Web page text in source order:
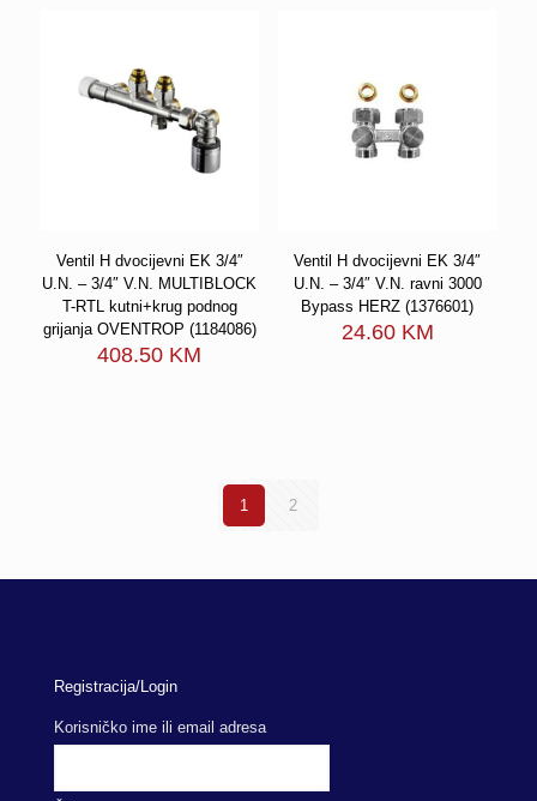
Ventil H dvocijevni EK 3/4″
U.N. – 3/4″ V.N. MULTIBLOCK
T-RTL kutni+krug podnog
grijanja OVENTROP (1184086)
408.50 KM
Ventil H dvocijevni EK 3/4″
U.N. – 3/4″ V.N. ravni 3000
Bypass HERZ (1376601)
24.60 KM
1 2
Registracija/Login
Korisničko ime ili email adresa